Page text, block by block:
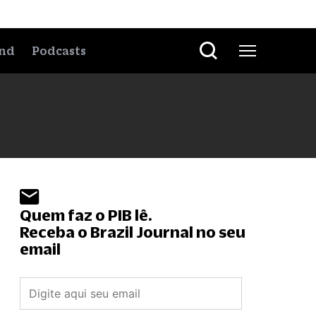
Podcasts
Quem faz o PIB lê.
Receba o Brazil Journal no seu
email